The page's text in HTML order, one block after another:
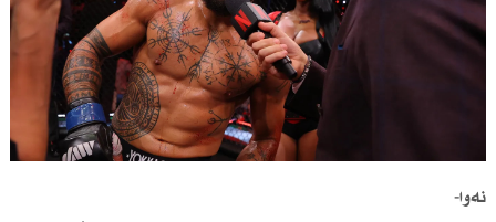
نەوا-